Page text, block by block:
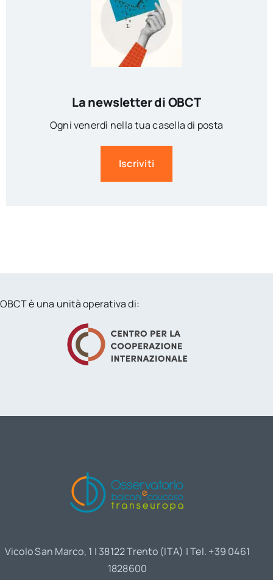
La newsletter di OBCT
Ogni venerdì nella tua casella di posta
Iscriviti
OBCT è una unità operativa di:
Vicolo San Marco, 1 | 38122 Trento (ITA) | Tel. +39 0461
1828600